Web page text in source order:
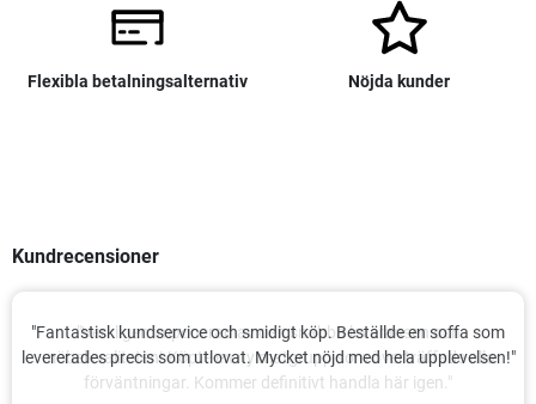
Flexibla betalningsalternativ Nöjda kunder
Kundrecensioner
"Fantastisk kundservice och smidigt köp. Beställde en soffa som
levererades precis som utlovat. Mycket nöjd med hela upplevelsen!"